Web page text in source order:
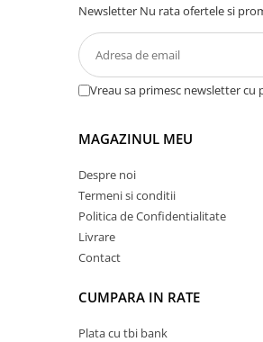
Newsletter Nu rata ofertele si
Vreau sa primesc newsletter
MAGAZINUL MEU
Despre noi
Termeni si conditii
Politica de Confidentialitate
Livrare
Contact
CUMPARA IN RATE
Plata cu tbi bank